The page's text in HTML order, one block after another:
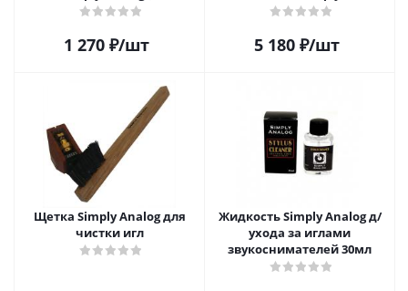
распылителем, 200 мл) и
1 270₽/шт
200мл
5 180₽/шт
Щетка Simply Analog для
чистки игл
Жидкость Simply Analog д/
ухода за иглами
звукоснимателей 30мл